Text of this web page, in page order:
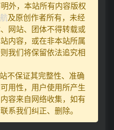
外，本站所有内容版权
及原创作者所有，未经
网站、团体不得转载或
内容，或在非本站所属
我们将保留依法追究相
不保证其完整性、准确
用性，用户使用所产生
容来自网络收集，如有
系我们纠正、删除。